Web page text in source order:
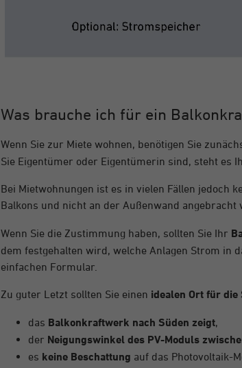
Was brauche ich für ein
Wenn Sie zur Miete wohnen, benötigen Sie
Sie Eigentümer oder Eigentümerin sind, steht es
Bei Mietwohnungen ist es in vielen Fällen jedoch
Balkons und nicht an der Außenwand angebracht
Wenn Sie die Zustimmung haben, sollten Sie Ihr
dem festgehalten wird, welche Anlagen Strom in
einfachen Formular.
Zu guter Letzt sollten Sie einen idealen Ort für die
das Balkonkraftwerk nach Süden zeigt,
der Neigungswinkel des PV-Moduls
es keine Beschattung auf das Photovoltaik-